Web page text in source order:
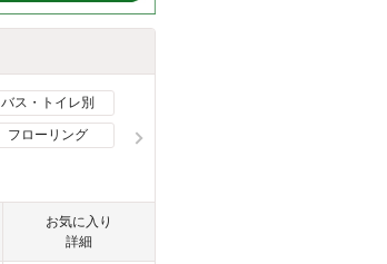
バス・トイレ別
フローリング
お気に入り
詳細